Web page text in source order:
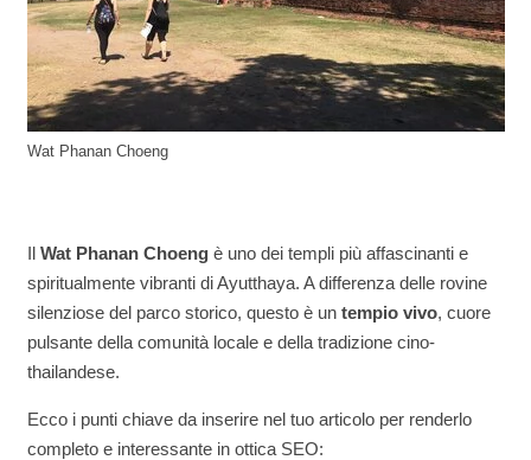
Wat Phanan Choeng
Il Wat Phanan Choengè uno dei templi più affascinanti e
spiritualmente vibranti di Ayutthaya. A differenza delle rovine
silenziose del parco storico, questo è un tempio vivo, cuore
pulsante della comunità locale e della tradizione cino-
thailandese.
Ecco i punti chiave da inserire nel tuo articolo per renderlo
completo e interessante in ottica SEO: